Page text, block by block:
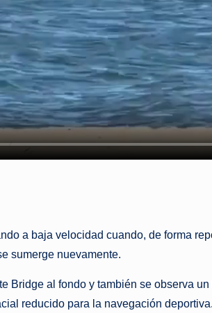
a baja velocidad cuando, de forma
sumerge nuevamente.
Bridge al fondo y también se observa
reducido para la navegación